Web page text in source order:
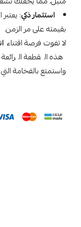
استثمار ذكي
بقيمته على مر الزمن.
لا تفوت فرصة اقتناء
هذه القطعة
واستمتع بالفخامة